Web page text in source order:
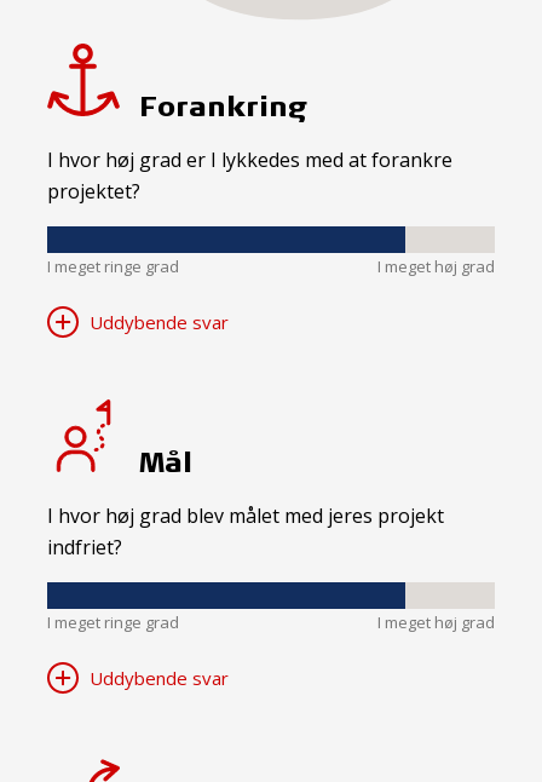
Forankring
I hvor høj grad er I lykkedes med at forankre
projektet?
I meget ringe grad I meget høj grad
Uddybende svar
Mål
I hvor høj grad blev målet med jeres projekt
indfriet?
I meget ringe grad I meget høj grad
Uddybende svar